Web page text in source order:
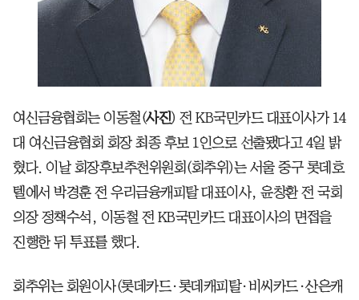
여신금융협회는 이동철(사진) 전 KB국민카드 대표이사가 14
대 여신금융협회 회장 최종 후보 1인으로 선출됐다고 4일 밝
혔다. 이날 회장후보추천위원회(회추위)는 서울 중구 롯데호
텔에서 박경훈 전 우리금융캐피탈 대표이사, 윤창환 전 국회
의장 정책수석, 이동철 전 KB국민카드 대표이사의 면접을
진행한 뒤 투표를 했다.
회추위는 회원이사(롯데카드·롯데캐피탈·비씨카드·산은캐